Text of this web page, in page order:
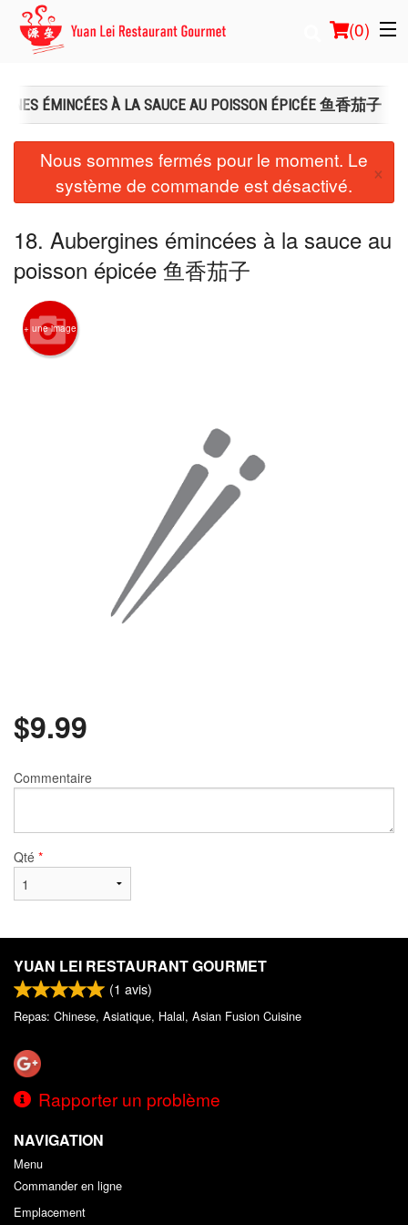
(0)
Commander en ligne
Emplacement
Connection
Inscription
Panier (0)
ÉMINCÉES À LA SAUCE AU POISSON ÉPICÉE 鱼香茄子
Nous sommes fermés pour le moment. Le
système de commande est désactivé.
×
18. Aubergines émincées à la sauce au
poisson épicée 鱼香茄子
+ une image
$9.99
Commentaire
Qté *
YUAN LEI RESTAURANT GOURMET
(1 avis)
Repas: Chinese, Asiatique, Halal, Asian Fusion Cuisine
Rapporter un problème
NAVIGATION
Menu
Commander en ligne
Emplacement